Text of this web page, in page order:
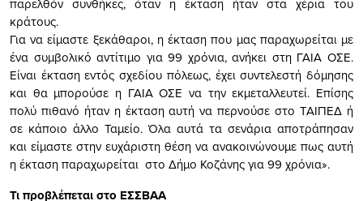
παρελθόν συνθήκες, όταν η έκταση ήταν στα χέρια του
κράτους.
Για να είμαστε ξεκάθαροι, η έκταση που μας παραχωρείται με
ένα συμβολικό αντίτιμο για 99 χρόνια, ανήκει στη ΓΑΙΑ ΟΣΕ.
Είναι έκταση εντός σχεδίου πόλεως, έχει συντελεστή δόμησης
και θα μπορούσε η ΓΑΙΑ ΟΣΕ να την εκμεταλλευτεί. Επίσης
πολύ πιθανό ήταν η έκταση αυτή να περνούσε στο ΤΑΙΠΕΔ ή
σε κάποιο άλλο Ταμείο. Όλα αυτά τα σενάρια αποτράπησαν
και είμαστε στην ευχάριστη θέση να ανακοινώνουμε πως αυτή
η έκταση παραχωρείται στο Δήμο Κοζάνης για 99 χρόνια».
Τι προβλέπεται στο ΕΣΣΒΑΑ